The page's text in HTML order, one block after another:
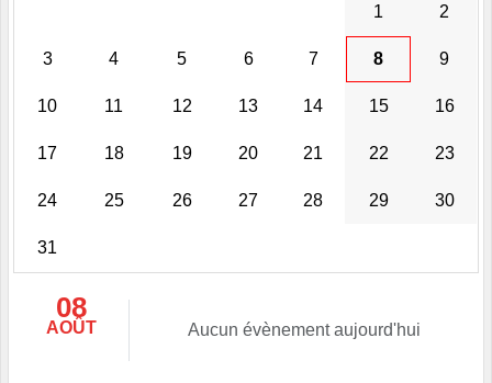
1 2
3 4 5 6 7 8 9
10 11 12 13 14 15 16
17 18 19 20 21 22 23
24 25 26 27 28 29 30
31
08
AOÛT Aucun évènement aujourd'hui